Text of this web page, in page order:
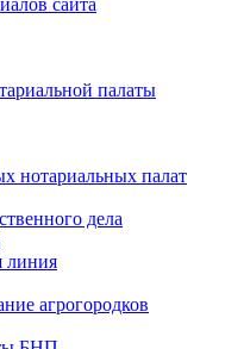
сайта
палаты
нотариальных палат
дела
линия
агрогородков